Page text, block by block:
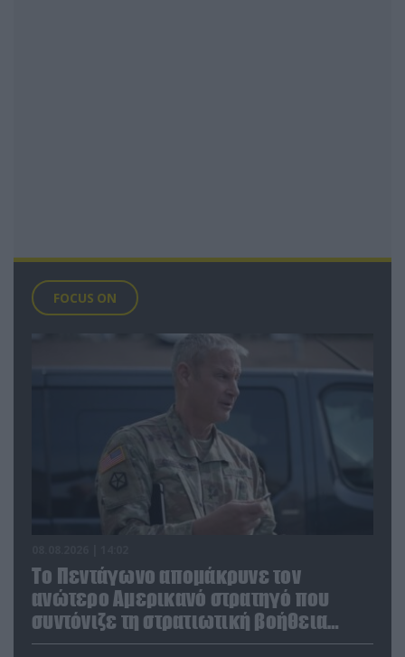
FOCUS ON
Το Πεντάγωνο απομάκρυνε τον
ανώτερο Αμερικανό στρατηγό που
συντόνιζε τη στρατιωτική βοήθεια
προς την Ουκρανία